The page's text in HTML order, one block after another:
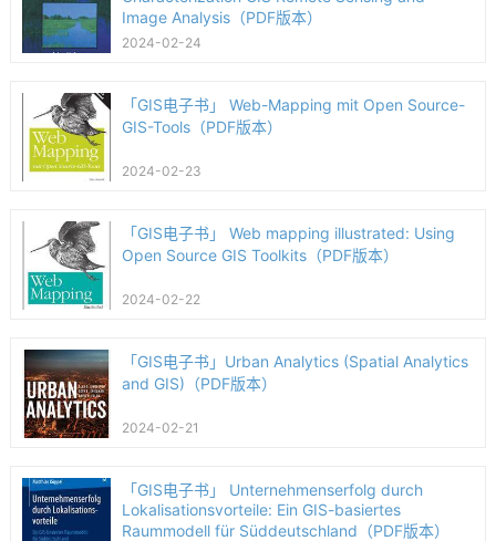
Image Analysis（PDF版本）
2024-02-24
「GIS电子书」 Web-Mapping mit Open Source-
GIS-Tools（PDF版本）
2024-02-23
「GIS电子书」 Web mapping illustrated: Using
Open Source GIS Toolkits（PDF版本）
2024-02-22
「GIS电子书」Urban Analytics (Spatial Analytics
and GIS)（PDF版本）
2024-02-21
「GIS电子书」 Unternehmenserfolg durch
Lokalisationsvorteile: Ein GIS-basiertes
Raummodell für Süddeutschland（PDF版本）